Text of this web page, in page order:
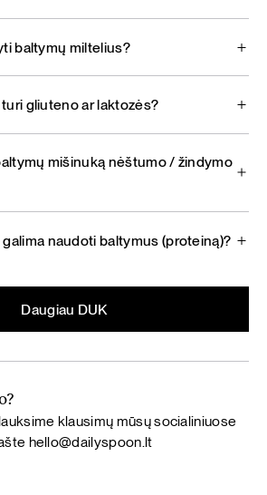
baltymų miltelius?
gliuteno ar laktozės?
mišinuką nėštumo / žindymo
naudoti baltymus (proteiną)?
Daugiau DUK
klausimų mūsų socialiniuose
hello@dailyspoon.lt